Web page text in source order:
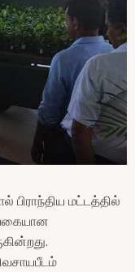
பிராந்திய மட்டத்தில்